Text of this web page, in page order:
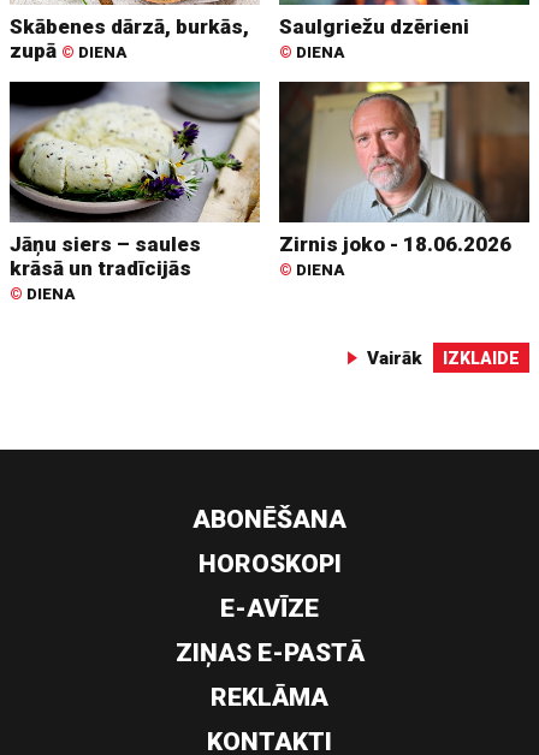
Skābenes dārzā, burkās,
zupā © DIENA
Saulgriežu dzērieni
© DIENA
Jāņu siers – saules
krāsā un tradīcijās
© DIENA
Zirnis joko - 18.06.2026
© DIENA
Vairāk IZKLAIDE
ABONĒŠANA
HOROSKOPI
E-AVĪZE
ZIŅAS E-PASTĀ
REKLĀMA
KONTAKTI